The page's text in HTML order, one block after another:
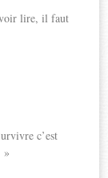
lire, il faut
c’est
»